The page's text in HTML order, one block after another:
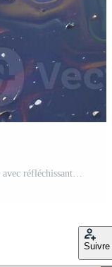
arc en ciel pétrole répandre sur l'eau surface avec réfléchissant la nature Contexte Photo Pro
Suivre